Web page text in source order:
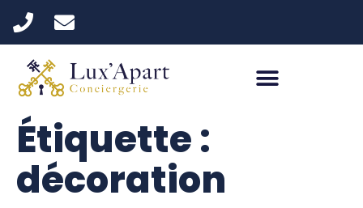
Étiquette :
décoration